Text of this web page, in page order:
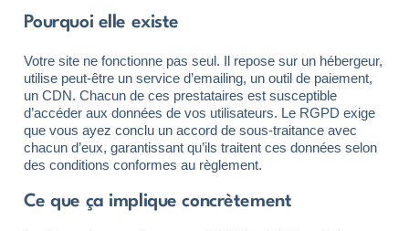
Pourquoi elle existe
Votre site ne fonctionne pas seul. Il repose sur un hébergeur,
utilise peut-être un service d’emailing, un outil de paiement,
un CDN. Chacun de ces prestataires est susceptible
d’accéder aux données de vos utilisateurs. Le RGPD exige
que vous ayez conclu un accord de sous-traitance avec
chacun d’eux, garantissant qu’ils traitent ces données selon
des conditions conformes au règlement.
Ce que ça implique concrètement